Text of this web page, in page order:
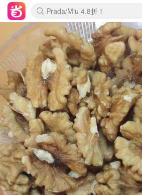
麦卢卡蜂蜜夏促！个位数！
Prada/Miu 4.8折！
啥？必胜客披萨5折！